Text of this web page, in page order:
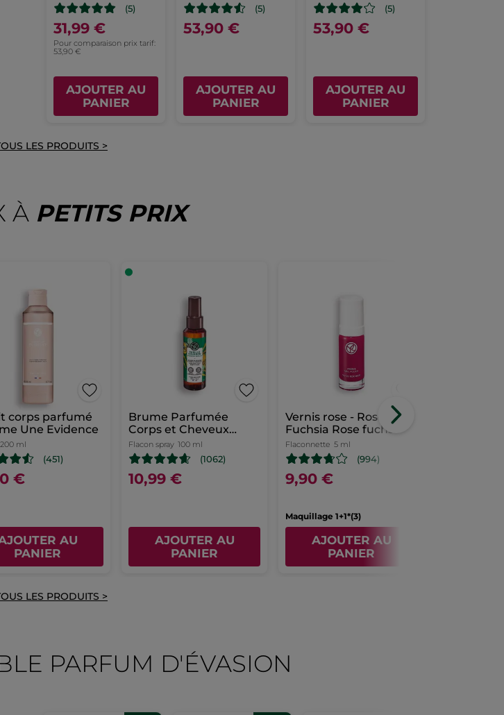
(5)
31,99 €
Pour comparaison prix tarif:
53,90 €
AJOUTER AU
PANIER
(5)
53,90 €
AJOUTER AU
PANIER
(5)
53,90 €
AJOUTER AU
PANIER
LES PRODUITS >
À PETITS PRIX
corps parfumé
Une Evidence
200 ml
(451)
€
AU
PANIER
Brume Parfumée
Corps et Cheveux
Vanille Bourbon
Flacon spray 100 ml
(1062)
10,99 €
AJOUTER AU
PANIER
Vernis rose - Rose
Fuchsia Rose fuchsia
Flaconnette 5 ml
(994)
9,90 €
Maquillage 1+1*(3)
AJOUTER AU
PANIER
LES PRODUITS >
PARFUM D'ÉVASION